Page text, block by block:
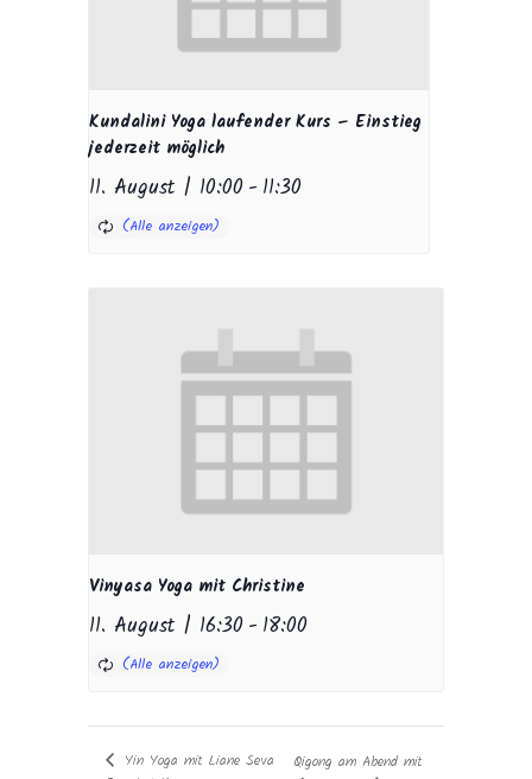
Kundalini Yoga laufender Kurs – Einstieg
jederzeit möglich
11. August | 10:00 -11:30
Vinyasa Yoga mit Christine
11. August | 16:30 -18:00
Yin Yoga mit Liane Seva
Qigong am Abend mit